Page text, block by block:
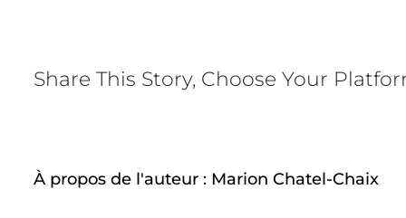
Share This Story, Choose Your
À propos de l'auteur : Marion Chatel-Chaix